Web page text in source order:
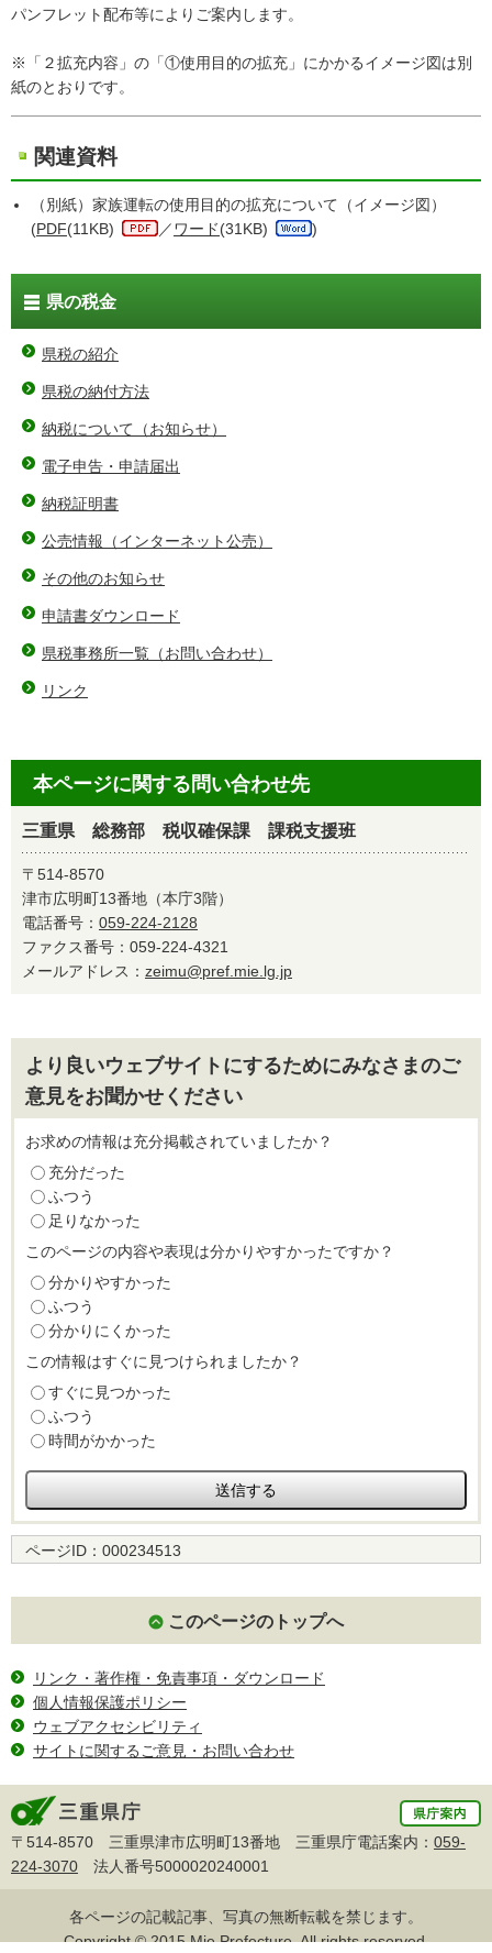
パンフレット配布等によりご案内します。
※「２拡充内容」の「①使用目的の拡充」にかかるイメージ図は別
紙のとおりです。
関連資料
（別紙）家族運転の使用目的の拡充について（イメージ図）
(PDF(11KB) ／ ワード(31KB) )
県の税金
県税の紹介
県税の納付方法
納税について（お知らせ）
電子申告・申請届出
納税証明書
公売情報（インターネット公売）
その他のお知らせ
申請書ダウンロード
県税事務所一覧（お問い合わせ）
リンク
本ページに関する問い合わせ先
三重県 総務部 税収確保課 課税支援班
〒514-8570
津市広明町13番地（本庁3階）
電話番号： 059-224-2128
ファクス番号：059-224-4321
メールアドレス： zeimu@pref.mie.lg.jp
より良いウェブサイトにするためにみなさまのご
意見をお聞かせください
お求めの情報は充分掲載されていましたか？
充分だった
ふつう
足りなかった
このページの内容や表現は分かりやすかったですか？
分かりやすかった
ふつう
分かりにくかった
この情報はすぐに見つけられましたか？
すぐに見つかった
ふつう
時間がかかった
ページID： 000234513
このページのトップへ
リンク・著作権・免責事項・ダウンロード
個人情報保護ポリシー
ウェブアクセシビリティ
サイトに関するご意見・お問い合わせ
〒514-8570 三重県津市広明町13番地 三重県庁電話案内： 059-
224-3070 法人番号5000020240001
各ページの記載記事、写真の無断転載を禁じます。
Copyright © 2015 Mie Prefecture, All rights reserved.